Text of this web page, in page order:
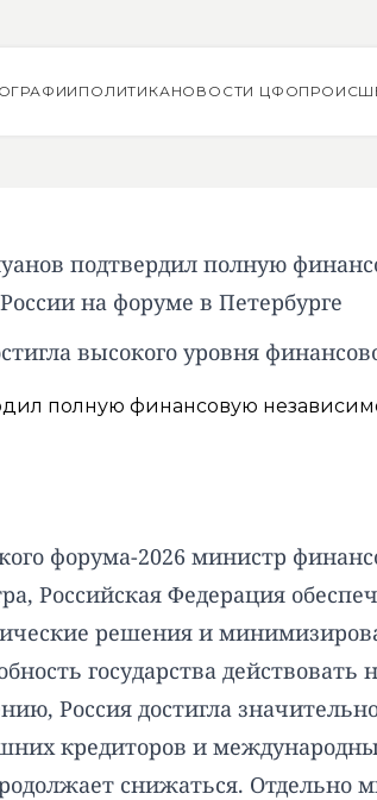
ПОЛИТИКАНОВОСТИ ЦФО
подтвердил полную
России на форуме в Петербурге
высокого уровня
форума-2026 министр
Российская Федерация
решения и
государства
Россия достигла
кредиторов и
снижаться. Отдельно